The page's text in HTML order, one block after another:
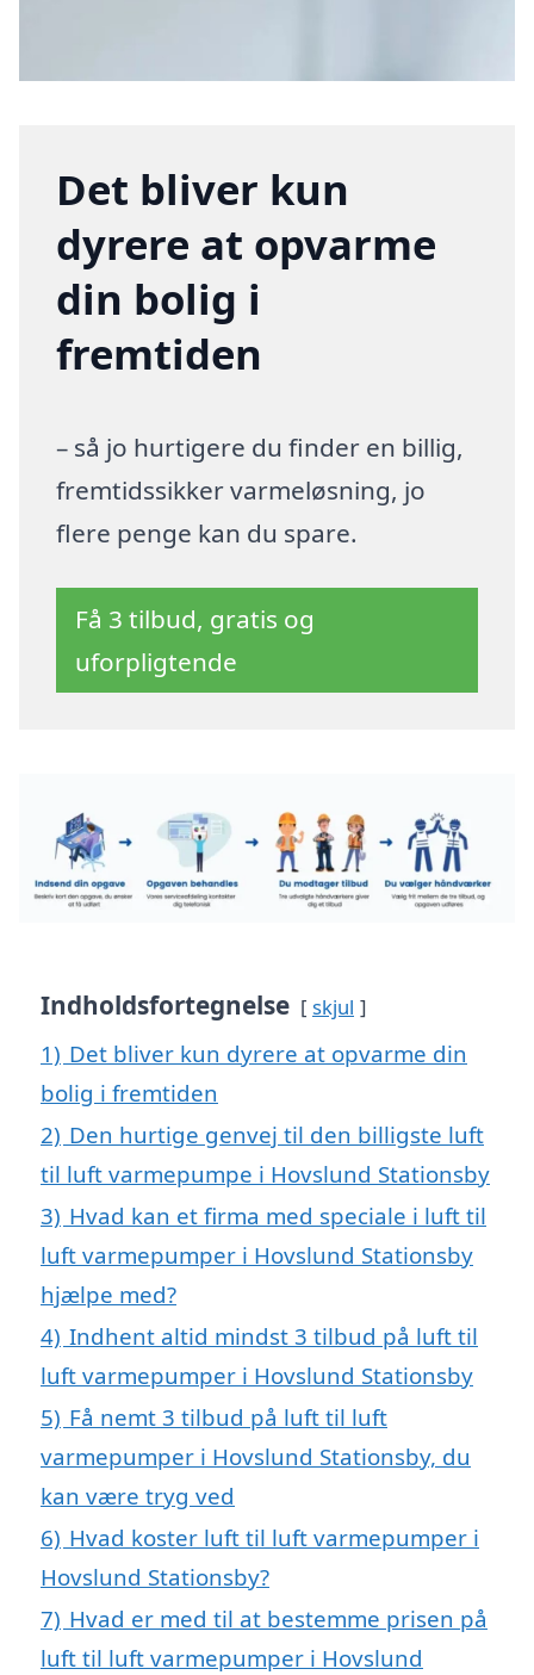
Det bliver kun
dyrere at opvarme
din bolig i
fremtiden
– så jo hurtigere du finder en billig,
fremtidssikker varmeløsning, jo
flere penge kan du spare.
Få 3 tilbud, gratis og
uforpligtende
Indholdsfortegnelse skjul
1) Det bliver kun dyrere at opvarme din
bolig i fremtiden
2) Den hurtige genvej til den billigste luft
til luft varmepumpe i Hovslund Stationsby
3) Hvad kan et firma med speciale i luft til
luft varmepumper i Hovslund Stationsby
hjælpe med?
4) Indhent altid mindst 3 tilbud på luft til
luft varmepumper i Hovslund Stationsby
5) Få nemt 3 tilbud på luft til luft
varmepumper i Hovslund Stationsby, du
kan være tryg ved
6) Hvad koster luft til luft varmepumper i
Hovslund Stationsby?
7) Hvad er med til at bestemme prisen på
luft til luft varmepumper i Hovslund